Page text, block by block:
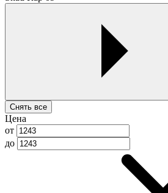
Снять все
Цена
от
до